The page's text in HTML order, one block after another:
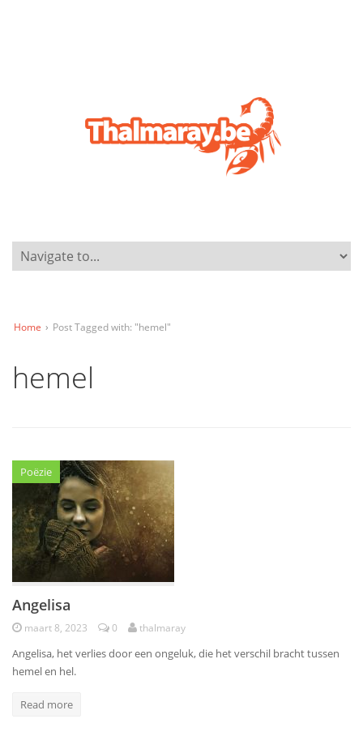
Home › Post Tagged with: "hemel"
hemel
Poëzie
Angelisa
maart 8, 2023 0 thalmaray
Angelisa, het verlies door een ongeluk, die het verschil bracht tussen
hemel en hel.
Read more